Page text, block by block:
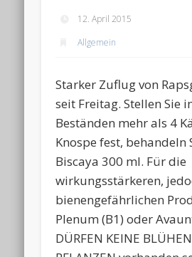
12. April 2015
Allgemein
Starker Zuflug von
seit Freitag. Stellen Sie
Beständen mehr als 4
Knospe fest, behandeln
Biscaya 300 ml. Für die
wirkungsstärkeren,
bienengefährlichen
Plenum (B1) oder
DÜRFEN KEINE